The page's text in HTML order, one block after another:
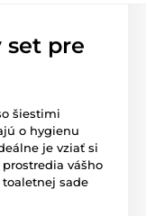
set pre
šiestimi
o hygienu
je vziať si
vášho
toaletnej sade